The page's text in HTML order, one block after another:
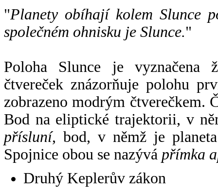
"Planety obíhají kolem Slunce
společném ohnisku je Slunce."
Poloha Slunce je vyznačena
čtvereček znázorňuje polohu
zobrazeno modrým čtverečkem.
Bod na eliptické trajektorii, v
přísluní, bod, v němž je
Spojnice obou se nazývá přímka
Druhý Keplerův zákon